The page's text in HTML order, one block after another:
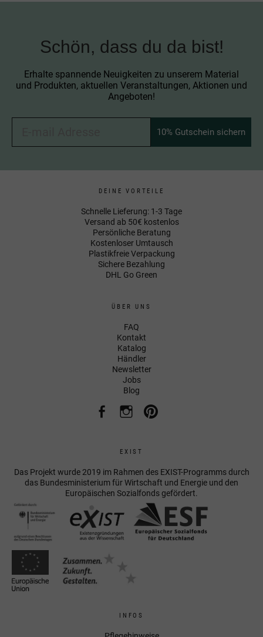
Schön, dass du da bist!
Erhalte spannende Neuigkeiten zu unserem Material
und Produkten, aktuellen Veranstaltungen, Aktionen und
Angeboten!
10% Gutschein sichern
DEINE VORTEILE
Schnelle Lieferung: 1-3 Tage
Versand ab 50€ kostenlos
Persönliche Beratung
Kostenloser Umtausch
Plastikfreie Verpackung
Sichere Bezahlung
DHL Go Green
ÜBER UNS
FAQ
Kontakt
Katalog
Händler
Newsletter
Jobs
Blog
EXIST
Das Projekt wurde 2019 im Rahmen des EXIST-Programms durch
das Bundesministerium für Wirtschaft und Energie und den
Europäischen Sozialfonds gefördert.
INFOS